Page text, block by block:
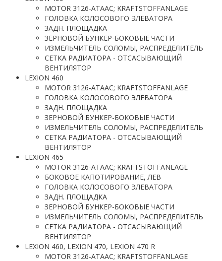
MOTOR 3126-ATAAC; KRAFTSTOFFANLAGE
ГОЛОВКА КОЛОСОВОГО ЭЛЕВАТОРА
ЗАДН. ПЛОЩАДКА
ЗЕРНОВОЙ БУНКЕР-БОКОВЫЕ ЧАСТИ
ИЗМЕЛЬЧИТЕЛЬ СОЛОМЫ, РАСПРЕДЕЛИТЕЛЬ
СЕТКА РАДИАТОРА - ОТСАСЫВАЮЩИЙ
ВЕНТИЛЯТОР
LEXION 460
MOTOR 3126-ATAAC; KRAFTSTOFFANLAGE
ГОЛОВКА КОЛОСОВОГО ЭЛЕВАТОРА
ЗАДН. ПЛОЩАДКА
ЗЕРНОВОЙ БУНКЕР-БОКОВЫЕ ЧАСТИ
ИЗМЕЛЬЧИТЕЛЬ СОЛОМЫ, РАСПРЕДЕЛИТЕЛЬ
СЕТКА РАДИАТОРА - ОТСАСЫВАЮЩИЙ
ВЕНТИЛЯТОР
LEXION 465
MOTOR 3126-ATAAC; KRAFTSTOFFANLAGE
БОКОВОЕ КАПОТИРОВАНИЕ, ЛЕВ
ГОЛОВКА КОЛОСОВОГО ЭЛЕВАТОРА
ЗАДН. ПЛОЩАДКА
ЗЕРНОВОЙ БУНКЕР-БОКОВЫЕ ЧАСТИ
ИЗМЕЛЬЧИТЕЛЬ СОЛОМЫ, РАСПРЕДЕЛИТЕЛЬ
СЕТКА РАДИАТОРА - ОТСАСЫВАЮЩИЙ
ВЕНТИЛЯТОР
LEXION 460, LEXION 470, LEXION 470 R
MOTOR 3126-ATAAC; KRAFTSTOFFANLAGE